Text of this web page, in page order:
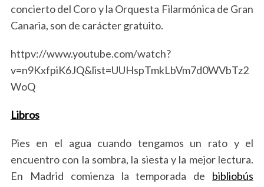
concierto del Coro y la Orquesta Filarmónica de Gran
Canaria, son de carácter gratuito.
httpv://www.youtube.com/watch?
v=n9KxfpiK6JQ&list=UUHspTmkLbVm7d0WVbTz2
WoQ
Libros
Pies en el agua cuando tengamos un rato y el
encuentro con la sombra, la siesta y la mejor lectura.
En Madrid comienza la temporada de bibliobús